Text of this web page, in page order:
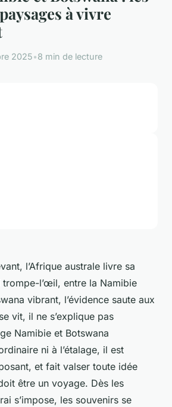
à vivre
2025•8 min de lecture
l’Afrique australe livre sa
l’œil, entre la Namibie
vibrant, l’évidence saute aux
vit, il ne s’explique pas
Namibie et Botswana
ni à l’étalage, il est
et fait valser toute idée
être un voyage. Dès les
s’impose, les souvenirs se